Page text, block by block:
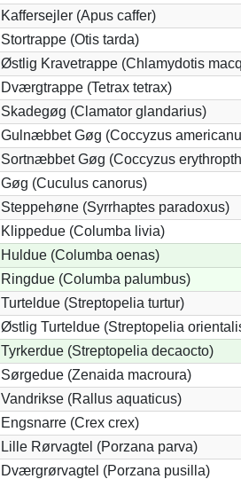
Kaffersejler (Apus caffer)
Stortrappe (Otis tarda)
Østlig Kravetrappe (Chlamydotis
Dværgtrappe (Tetrax tetrax)
Skadegøg (Clamator glandarius)
Gulnæbbet Gøg (Coccyzus
Sortnæbbet Gøg (Coccyzus
Gøg (Cuculus canorus)
Steppehøne (Syrrhaptes paradoxus)
Klippedue (Columba livia)
Huldue (Columba oenas)
Ringdue (Columba palumbus)
Turteldue (Streptopelia turtur)
Østlig Turteldue (Streptopelia
Tyrkerdue (Streptopelia decaocto)
Sørgedue (Zenaida macroura)
Vandrikse (Rallus aquaticus)
Engsnarre (Crex crex)
Lille Rørvagtel (Porzana parva)
Dværgrørvagtel (Porzana pusilla)